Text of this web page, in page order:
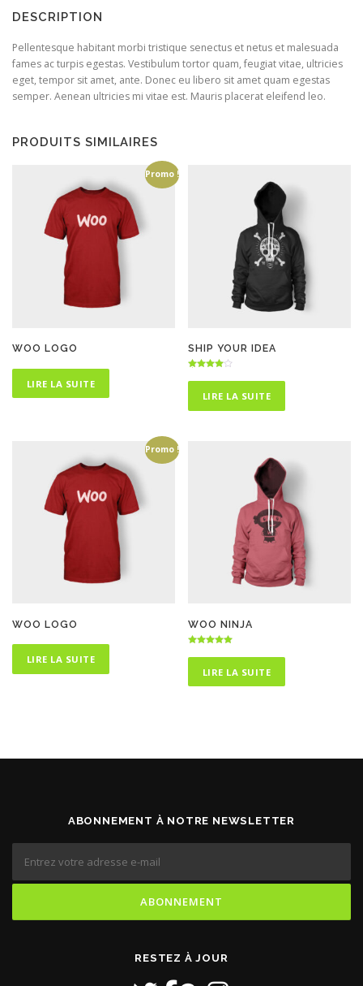
DESCRIPTION
Pellentesque habitant morbi tristique senectus et netus et malesuada
fames ac turpis egestas. Vestibulum tortor quam, feugiat vitae, ultricies
eget, tempor sit amet, ante. Donec eu libero sit amet quam egestas
semper. Aenean ultricies mi vitae est. Mauris placerat eleifend leo.
PRODUITS SIMILAIRES
Promo !
WOO LOGO
LIRE LA SUITE
SHIP YOUR IDEA
4.50
sur 5LIRE LA SUITE
Promo !
WOO LOGO
LIRE LA SUITE
WOO NINJA
5.00
sur 5LIRE LA SUITE
ABONNEMENT À NOTRE NEWSLETTER
RESTEZ À JOUR